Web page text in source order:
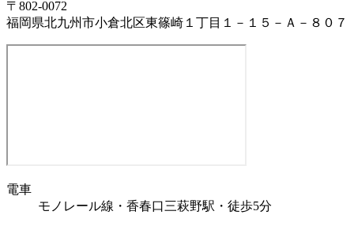
〒802-0072
福岡県北九州市小倉北区東篠崎１丁目１－１５－Ａ－８０７
電車
モノレール線・香春口三萩野駅・徒歩5分